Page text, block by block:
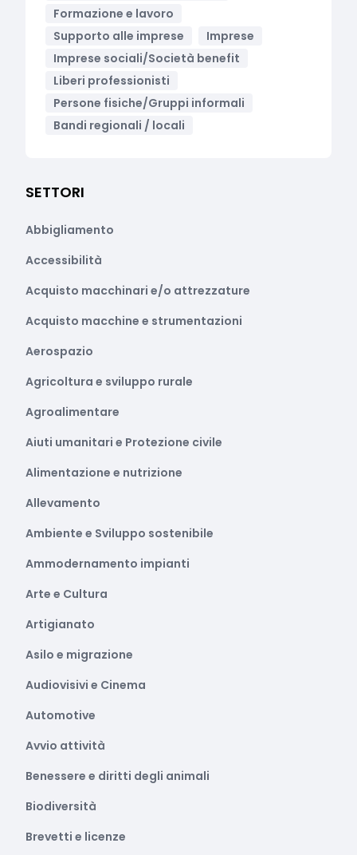
Formazione e lavoro
Supporto alle imprese
Imprese
Imprese sociali/Società benefit
Liberi professionisti
Persone fisiche/Gruppi informali
Bandi regionali / locali
SETTORI
Abbigliamento
Accessibilità
Acquisto macchinari e/o attrezzature
Acquisto macchine e strumentazioni
Aerospazio
Agricoltura e sviluppo rurale
Agroalimentare
Aiuti umanitari e Protezione civile
Alimentazione e nutrizione
Allevamento
Ambiente e Sviluppo sostenibile
Ammodernamento impianti
Arte e Cultura
Artigianato
Asilo e migrazione
Audiovisivi e Cinema
Automotive
Avvio attività
Benessere e diritti degli animali
Biodiversità
Brevetti e licenze